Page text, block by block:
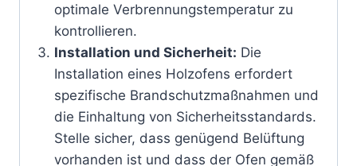
optimale Verbrennungstemperatur zu
kontrollieren.
Installation und Sicherheit: Die
Installation eines Holzofens erfordert
spezifische Brandschutzmaßnahmen und
die Einhaltung von Sicherheitsstandards.
Stelle sicher, dass genügend Belüftung
vorhanden ist und dass der Ofen gemäß